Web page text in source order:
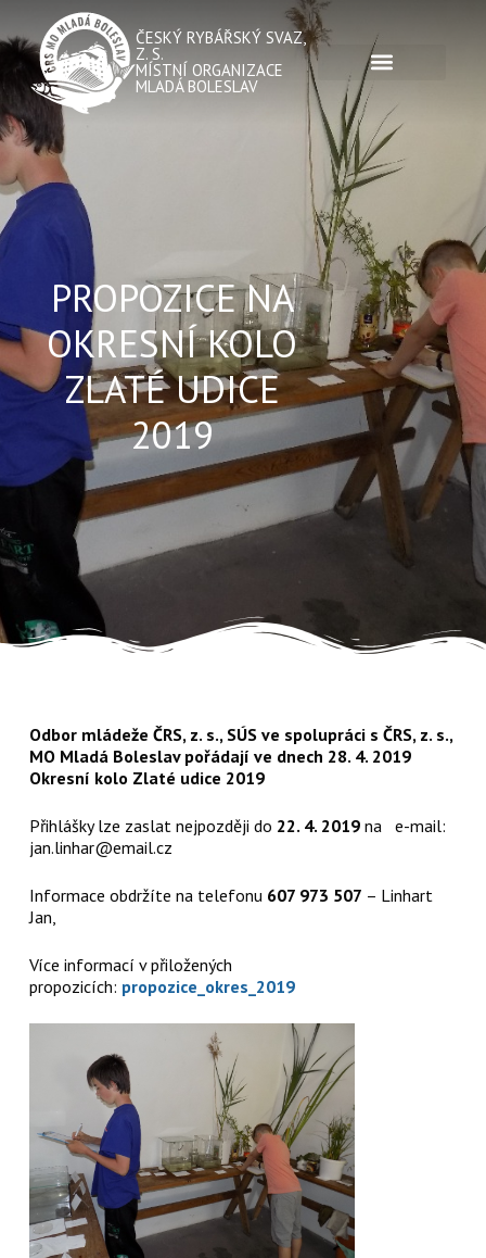
ČESKÝ RYBÁŘSKÝ SVAZ,
Z. S.
MÍSTNÍ ORGANIZACE
MLADÁ BOLESLAV
PROPOZICE NA
OKRESNÍ KOLO
ZLATÉ UDICE
2019
Odbor mládeže ČRS, z. s., SÚS ve spolupráci s ČRS, z. s.,
MO Mladá Boleslav pořádají ve dnech 28. 4. 2019
Okresní kolo Zlaté udice 2019
Přihlášky lze zaslat nejpozději do 22. 4. 2019na e-mail:
jan.linhar@email.cz
Informace obdržíte na telefonu 607 973 507 – Linhart
Jan,
Více informací v přiložených
propozicích: propozice_okres_2019